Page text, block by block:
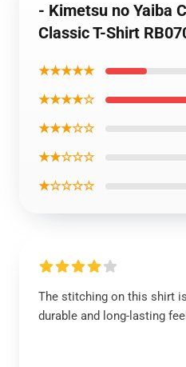
- Kimetsu no Yaiba
Classic T-Shirt
★★★★★
★★★★☆
★★★☆☆
★★☆☆☆
★☆☆☆☆
The stitching on this shirt
durable and long-lasting